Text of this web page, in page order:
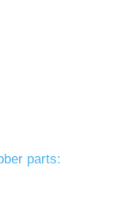
parts: